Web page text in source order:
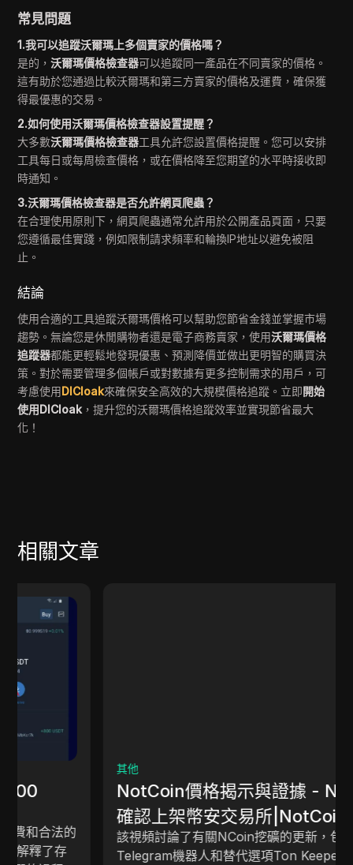
常見問題
1.我可以追蹤沃爾瑪上多個賣家的價格嗎？
是的，沃爾瑪價格檢查器可以追蹤同一產品在不同賣家的價格。
這有助於您通過比較沃爾瑪和第三方賣家的價格及運費，確保獲
得最優惠的交易。
2.如何使用沃爾瑪價格檢查器設置提醒？
大多數沃爾瑪價格檢查器工具允許您設置價格提醒。您可以安排
工具每日或每周檢查價格，或在價格降至您期望的水平時接收即
時通知。
3.沃爾瑪價格檢查器是否允許網頁爬蟲？
在合理使用原則下，網頁爬蟲通常允許用於公開產品頁面，只要
您遵循最佳實踐，例如限制請求頻率和輪換IP地址以避免被阻
止。
結論
使用合適的工具追蹤沃爾瑪價格可以幫助您節省金錢並掌握市場
趨勢。無論您是休閒購物者還是電子商務賣家，使用沃爾瑪價格
追蹤器都能更輕鬆地發現優惠、預測降價並做出更明智的購買決
策。對於需要管理多個帳戶或對數據有更多控制需求的用戶，可
考慮使用DICloak來確保安全高效的大規模價格追蹤。立即開始
使用DICloak ，提升您的沃爾瑪價格追蹤效率並實現節省最大
化！
相關文章
NotCoin價格揭示與證據 - NotCoin
確認上架幣安交易所|NotCoin最新消
息。
該視頻討論了有關NCoin挖礦的更新，包括與
Telegram機器人和替代選項Ton Keeper的合作，即